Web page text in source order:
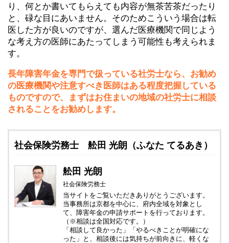
り、何とか書いてもらえても内容が無茶苦茶だったり
と、碌な目にあいません。そのためこういう場合は転
医した方が良いのですが、選んだ医療機関で同じよう
な考え方の医師にあたってしまう可能性も考えられま
す。
長年障害年金を専門で扱っている社労士なら、お勧め
の医療機関や注意すべき医師はある程度把握している
ものですので、まずはお住まいの地域の社労士に相談
されることをお勧めします。
社会保険労務士 舩田 光朗（ふなた てるあき）
舩田 光朗
社会保険労務士
当サイトをご覧いただきありがとうございます。
当事務所は京都を中心に、府内全域を対象とし
て、障害年金の申請サポートを行っております。
（※相談は全国対応です。）
「相談して良かった」「やるべきことが明確にな
った」と、相談後には気持ちが前向きに、軽くな